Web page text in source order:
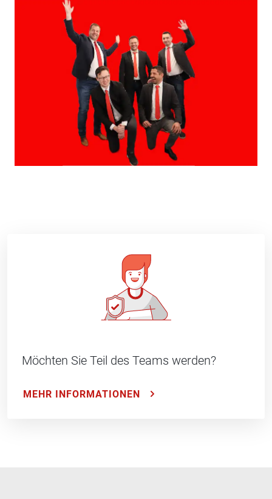
Möchten Sie Teil des Teams werden?
MEHR INFORMATIONEN